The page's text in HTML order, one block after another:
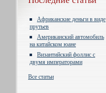
Африканские деньги в виде
прутьев
Американский автомобиль
на китайском юане
Византийский фоллис с
двумя императорами
Все статьи